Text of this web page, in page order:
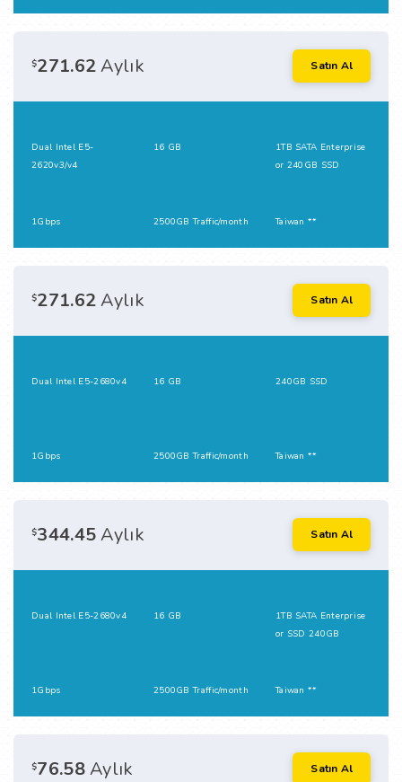
$271.62Aylık Satın Al
Dual Intel E5-
2620v3/v4
16 GB
1TB SATA Enterprise
or 240GB SSD
1Gbps 2500GB Traffic/month Taiwan **
$271.62Aylık Satın Al
Dual Intel E5-2680v4 16 GB 240GB SSD
1Gbps 2500GB Traffic/month Taiwan **
$344.45Aylık Satın Al
Dual Intel E5-2680v4 16 GB
1TB SATA Enterprise
or SSD 240GB
1Gbps 2500GB Traffic/month Taiwan **
$76.58Aylık Satın Al